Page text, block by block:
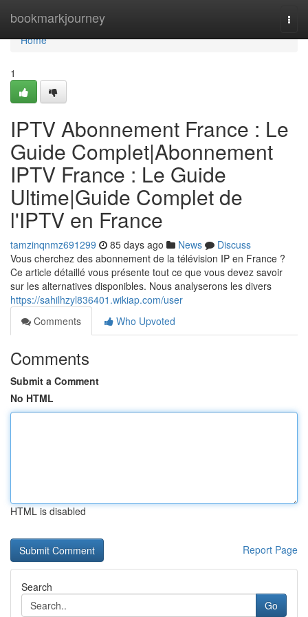
bookmarkjourney
Home
Home
1
IPTV Abonnement France : Le
Guide Complet|Abonnement
IPTV France : Le Guide
Ultime|Guide Complet de
l'IPTV en France
tamzinqnmz691299 85 days ago News
Discuss
Vous cherchez des abonnement de la télévision IP en France ?
Ce article détaillé vous présente tout ce que vous devez savoir
sur les alternatives disponibles. Nous analyserons les divers
https://sahilhzyl836401.wikiap.com/user
Comments
Who Upvoted
Comments
Submit a Comment
No HTML
HTML is disabled
Report Page
Search
Go